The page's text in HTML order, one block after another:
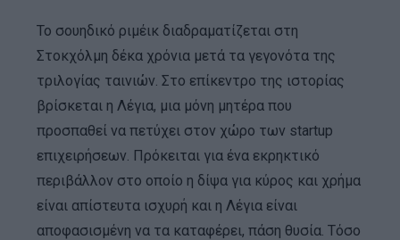
Το σουηδικό ριμέικ διαδραματίζεται στη
Στοκχόλμη δέκα χρόνια μετά τα γεγονότα της
τριλογίας ταινιών. Στο επίκεντρο της ιστορίας
βρίσκεται η Λέγια, μια μόνη μητέρα που
προσπαθεί να πετύχει στον χώρο των startup
επιχειρήσεων. Πρόκειται για ένα εκρηκτικό
περιβάλλον στο οποίο η δίψα για κύρος και χρήμα
είναι απίστευτα ισχυρή και η Λέγια είναι
αποφασισμένη να τα καταφέρει, πάση θυσία. Τόσο